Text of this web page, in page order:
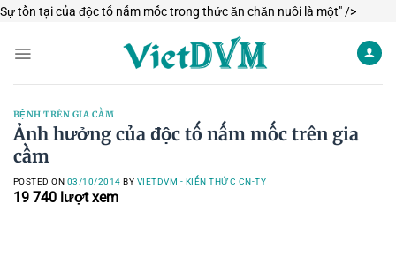
Sự tồn tại của độc tố nấm mốc trong thức ăn chăn nuôi là một" />Skip
BỆNH TRÊN GIA CẦM
Ảnh hưởng của độc tố nấm mốc trên gia
cầm
POSTED ON 03/10/2014 BY VIETDVM - KIẾN THỨC CN-TY
19 740 lượt xem